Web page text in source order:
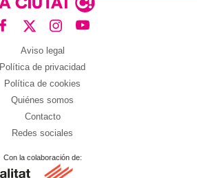
Aviso legal
Política de privacidad
Política de cookies
Quiénes somos
Contacto
Redes sociales
Con la colaboración de: